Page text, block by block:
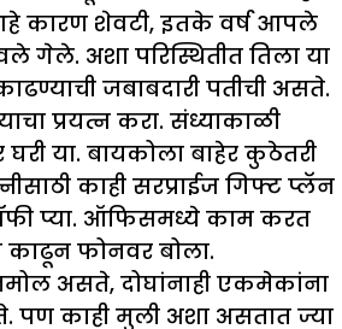
कारण शेवटी, इतके वर्ष आपले
​​गेले. अशा परिस्थितीत तिला या
जबाबदारी पतीची असते.
प्रयत्न करा. संध्याकाळी
या. बायकोला बाहेर कुठेतरी
काही सरप्राईज गिफ्ट प्लॅन
प्या. ऑफिसमध्ये काम करत
काढून फोनवर बोला.
असते, दोघांनाही एकमेकांना
पण काही मुली अशा असतात ज्या